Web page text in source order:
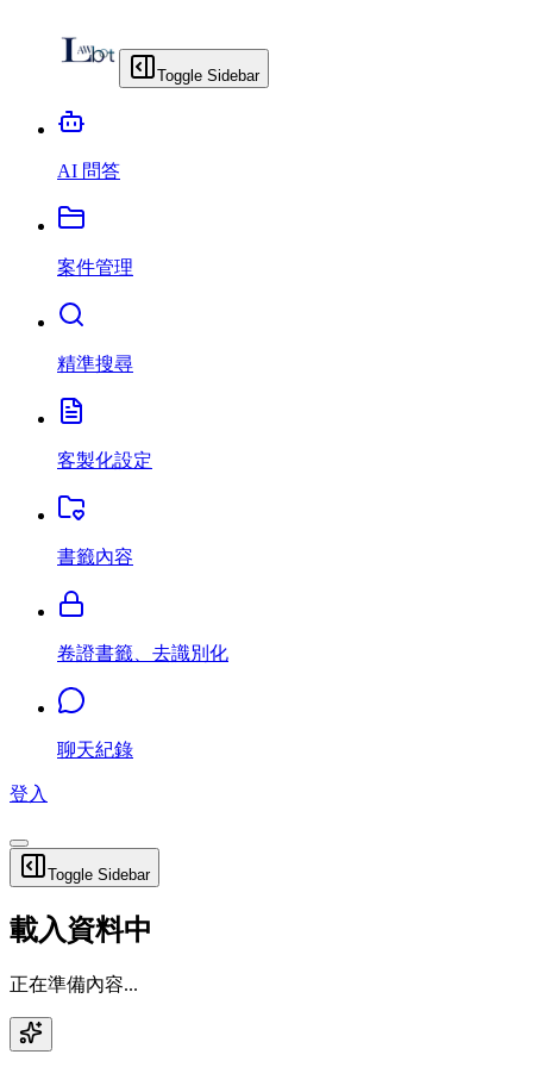
Toggle Sidebar
AI 問答
案件管理
精準搜尋
客製化設定
書籤內容
卷證書籤、去識別化
聊天紀錄
登入
Toggle Sidebar
載入資料中
正在準備內容...